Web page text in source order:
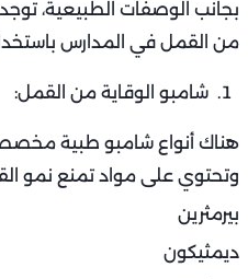
بجانب الوصفات الطبيعية،
من القمل في المدارس
شامبو الوقاية من القمل:
هناك أنواع شامبو طبية
وتحتوي على مواد تمنع نمو
بيرمثرين
ديمثيكون